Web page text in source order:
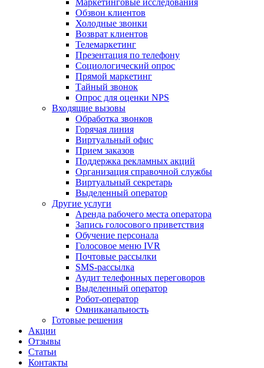
Маркетинговые исследования
Обзвон клиентов
Холодные звонки
Возврат клиентов
Телемаркетинг
Презентация по телефону
Социологический опрос
Прямой маркетинг
Тайный звонок
Опрос для оценки NPS
Входящие вызовы
Обработка звонков
Горячая линия
Виртуальный офис
Прием заказов
Поддержка рекламных акций
Организация справочной службы
Виртуальный секретарь
Выделенный оператор
Другие услуги
Аренда рабочего места оператора
Запись голосового приветствия
Обучение персонала
Голосовое меню IVR
Почтовые рассылки
SMS-рассылка
Аудит телефонных переговоров
Выделенный оператор
Робот-оператор
Омниканальность
Готовые решения
Акции
Отзывы
Статьи
Контакты